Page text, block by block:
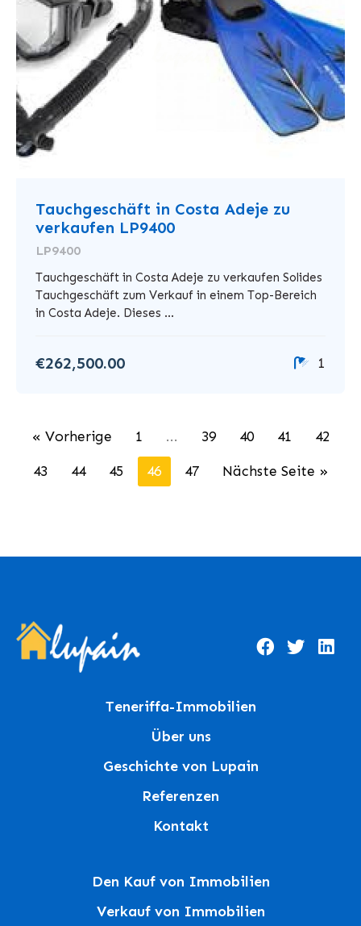
Tauchgeschäft in Costa Adeje zu
verkaufen LP9400
LP9400
Tauchgeschäft in Costa Adeje zu verkaufen Solides
Tauchgeschäft zum Verkauf in einem Top-Bereich
in Costa Adeje. Dieses ...
€262,500.00 1
« Vorherige 1 ... 39 40 41
42
43
44 45 46 47 Nächste Seite »
Teneriffa-Immobilien
Über uns
Geschichte von Lupain
Referenzen
Kontakt
Den Kauf von Immobilien
Verkauf von Immobilien